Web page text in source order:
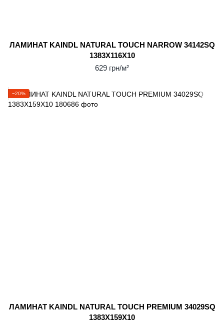
ЛАМИНАТ KAINDL NATURAL TOUCH NARROW 34142SQ
1383X116X10
629 грн/м²
−20%
ЛАМИНАТ KAINDL NATURAL TOUCH PREMIUM 34029SQ
1383X159X10